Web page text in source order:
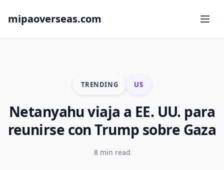
mipaoverseas.com
TRENDING US
Netanyahu viaja a EE. UU. para
reunirse con Trump sobre Gaza
8 min read